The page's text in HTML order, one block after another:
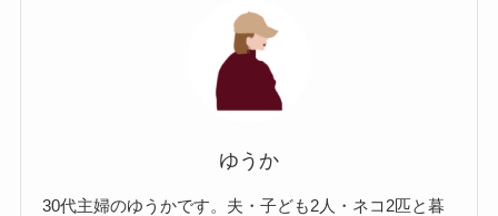
ゆうか
30代主婦のゆうかです。夫・子ども2人・ネコ2匹と暮